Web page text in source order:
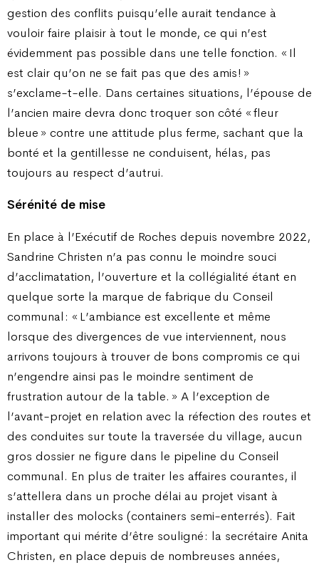
gestion des conflits puisqu’elle aurait tendance à
vouloir faire plaisir à tout le monde, ce qui n’est
évidemment pas possible dans une telle fonction. « Il
est clair qu’on ne se fait pas que des amis ! »
s’exclame-t-elle. Dans certaines situations, l’épouse de
l’ancien maire devra donc troquer son côté « fleur
bleue » contre une attitude plus ferme, sachant que la
bonté et la gentillesse ne conduisent, hélas, pas
toujours au respect d’autrui.
Sérénité de mise
En place à l’Exécutif de Roches depuis novembre 2022,
Sandrine Christen n’a pas connu le moindre souci
d’acclimatation, l’ouverture et la collégialité étant en
quelque sorte la marque de fabrique du Conseil
communal : « L’ambiance est excellente et même
lorsque des divergences de vue interviennent, nous
arrivons toujours à trouver de bons compromis ce qui
n’engendre ainsi pas le moindre sentiment de
frustration autour de la table. » A l’exception de
l’avant-projet en relation avec la réfection des routes et
des conduites sur toute la traversée du village, aucun
gros dossier ne figure dans le pipeline du Conseil
communal. En plus de traiter les affaires courantes, il
s’attellera dans un proche délai au projet visant à
installer des molocks (containers semi-enterrés). Fait
important qui mérite d’être souligné : la secrétaire Anita
Christen, en place depuis de nombreuses années,